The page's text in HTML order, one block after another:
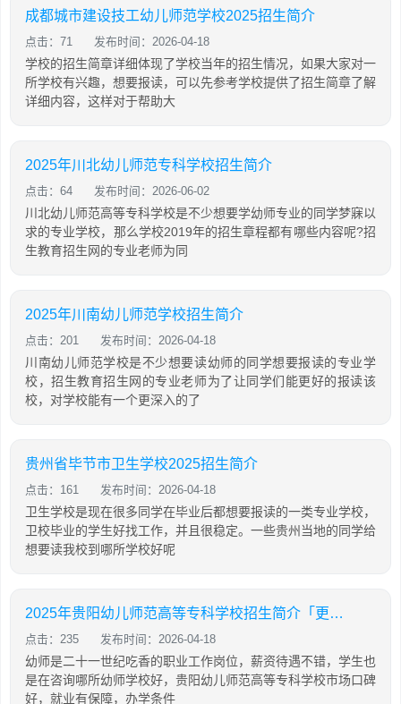
成都城市建设技工幼儿师范学校2025招生简介
点击：71 发布时间：2026-04-18
学校的招生简章详细体现了学校当年的招生情况，如果大家对一
所学校有兴趣，想要报读，可以先参考学校提供了招生简章了解
详细内容，这样对于帮助大
2025年川北幼儿师范专科学校招生简介
点击：64 发布时间：2026-06-02
川北幼儿师范高等专科学校是不少想要学幼师专业的同学梦寐以
求的专业学校，那么学校2019年的招生章程都有哪些内容呢?招
生教育招生网的专业老师为同
2025年川南幼儿师范学校招生简介
点击：201 发布时间：2026-04-18
川南幼儿师范学校是不少想要读幼师的同学想要报读的专业学
校，招生教育招生网的专业老师为了让同学们能更好的报读该
校，对学校能有一个更深入的了
贵州省毕节市卫生学校2025招生简介
点击：161 发布时间：2026-04-18
卫生学校是现在很多同学在毕业后都想要报读的一类专业学校，
卫校毕业的学生好找工作，并且很稳定。一些贵州当地的同学给
想要读我校到哪所学校好呢
2025年贵阳幼儿师范高等专科学校招生简介「更新」
点击：235 发布时间：2026-04-18
幼师是二十一世纪吃香的职业工作岗位，薪资待遇不错，学生也
是在咨询哪所幼师学校好，贵阳幼儿师范高等专科学校市场口碑
好，就业有保障，办学条件